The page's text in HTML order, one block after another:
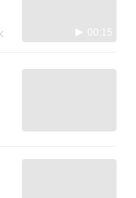
00:15